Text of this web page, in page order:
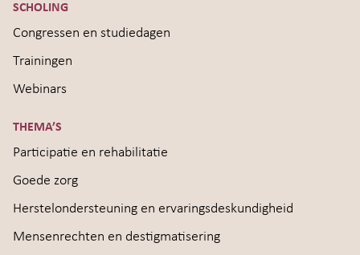
SCHOLING
Congressen en studiedagen
Trainingen
Webinars
THEMA’S
Participatie en rehabilitatie
Goede zorg
Herstelondersteuning en ervaringsdeskundigheid
Mensenrechten en destigmatisering